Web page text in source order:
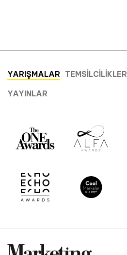
YARIŞMALAR TEMSILCILIKLER
YAYINLAR